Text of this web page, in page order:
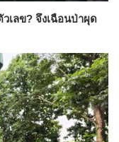
เลข? จึงเฉือนป่าผุด